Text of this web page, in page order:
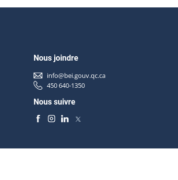
Nous joindre
info@bei.gouv.qc.ca
450 640-1350
Nous suivre